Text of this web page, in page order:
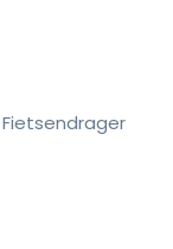
Fietsendrager